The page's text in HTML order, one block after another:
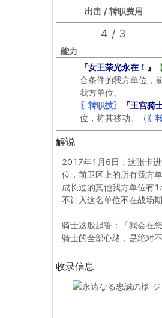
出击 / 转职费用
4 / 3
能力
『女王荣光永在！』
合条件的我方单位，
我方单位。
〖转职技〗
『王宫骑
位，将其移动。（ 〖
解说
2017年1月6日，这张卡
位，前卫区上的所有我方
成长过的其他我方单位有
不计入这名单位不在战场
骑士这般起誓：「我会在
骑士的全部心绪，是绝对
收录信息